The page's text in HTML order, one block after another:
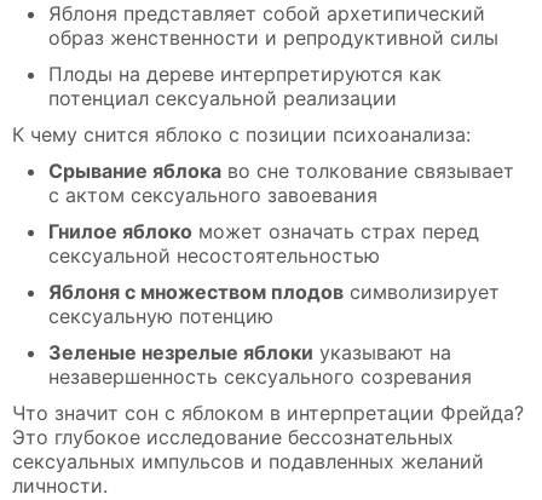
Яблоня представляет собой архетипический
образ женственности и репродуктивной силы
Плоды на дереве интерпретируются как
потенциал сексуальной реализации
К чему снится яблоко с позиции психоанализа:
Срывание яблока во сне толкование связывает
с актом сексуального завоевания
Гнилое яблоко может означать страх перед
сексуальной несостоятельностью
Яблоня с множеством плодов символизирует
сексуальную потенцию
Зеленые незрелые яблоки указывают на
незавершенность сексуального созревания
Что значит сон с яблоком в интерпретации Фрейда?
Это глубокое исследование бессознательных
сексуальных импульсов и подавленных желаний
личности.